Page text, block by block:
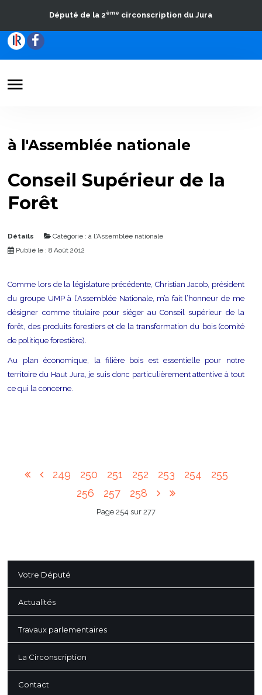
Travaux parlementaires
La Circonscription
Contact
Député de la 2ème circonscription du Jura
à l'Assemblée nationale
Conseil Supérieur de la
Forêt
Détails Catégorie :à l'Assemblée nationale
Publié le : 8 Août 2012
Comme lors de la législature précédente, Christian Jacob, président
du groupe UMP à l’Assemblée Nationale, m’a fait l’honneur de me
désigner comme titulaire pour siéger au Conseil supérieur de la
forêt, des produits forestiers et de la transformation du bois (comité
de politique forestière).
Au plan économique, la filière bois est essentielle pour notre
territoire du Haut Jura, je suis donc particulièrement attentive à tout
ce qui la concerne.
Page 254 sur 277
249 250 251 252 253 254
255
256
257 258
Votre Député
Actualités
Travaux parlementaires
La Circonscription
Contact